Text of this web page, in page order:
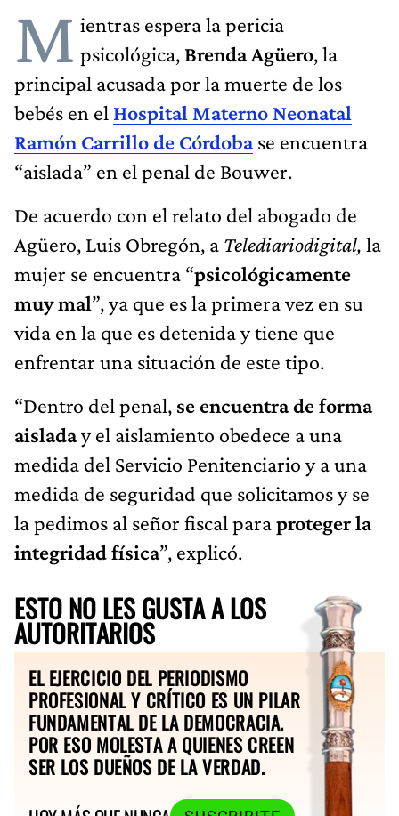
M ientras espera la pericia
psicológica, Brenda Agüero, la
principal acusada por la muerte de los
bebés en el Hospital Materno Neonatal
Ramón Carrillo de Córdoba se encuentra
“aislada” en el penal de Bouwer.
De acuerdo con el relato del abogado de
Agüero, Luis Obregón, a Telediariodigital, la
mujer se encuentra “psicológicamente
muy mal”, ya que es la primera vez en su
vida en la que es detenida y tiene que
enfrentar una situación de este tipo.
“Dentro del penal, se encuentra de forma
aisladay el aislamiento obedece a una
medida del Servicio Penitenciario y a una
medida de seguridad que solicitamos y se
la pedimos al señor fiscal paraproteger la
integridad física”, explicó.
ESTO NO LES GUSTA A LOS
AUTORITARIOS
EL EJERCICIO DEL PERIODISMO
PROFESIONAL Y CRÍTICO ES UN PILAR
FUNDAMENTAL DE LA DEMOCRACIA.
POR ESO MOLESTA A QUIENES CREEN
SER LOS DUEÑOS DE LA VERDAD.